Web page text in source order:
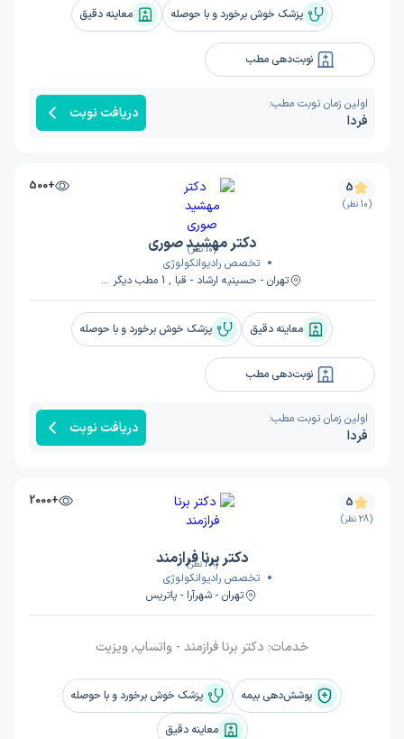
پزشک خوش برخورد و با حوصله معاینه دقیق
نوبت‌دهی مطب
اولین زمان نوبت مطب:
فردا دریافت نوبت
(10 نظر)
+500 5
(10 نظر)
دکتر مهشید صوری
تخصص رادیوانکولوژی
تهران - حسینیه ارشاد - قبا , 1 مطب دیگر ...
معاینه دقیق پزشک خوش برخورد و با حوصله
نوبت‌دهی مطب
اولین زمان نوبت مطب:
فردا دریافت نوبت
(28 نظر)
+2000 5
(28 نظر)
دکتر برنا فرازمند
تخصص رادیوانکولوژی
تهران - شهرآرا - پاتریس
خدمات: دکتر برنا فرازمند - واتساپ, ویزیت
پوشش‌دهی بیمه پزشک خوش برخورد و با حوصله
معاینه دقیق